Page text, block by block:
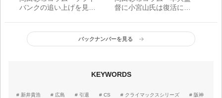
バンクの追い上げを見て
出す。西武がいつもどお
りの戦いを続けるなら、
逃げ切ると思うわ」
督に小宮山氏は復活に向
ッキーゾーン復活構想は
疑問や。阪神はこれから
連戦日程で……」
バックナンバーを見る
KEYWORDS
新井貴浩 広島 引退 CS クライマックスシリーズ
阪神